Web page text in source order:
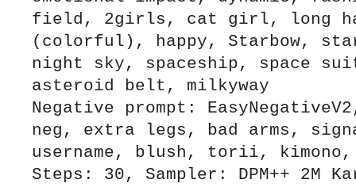
field, 2girls, cat girl, long
(colorful), happy, Starbow,
night sky, spaceship, space
asteroid belt, milkyway
Negative prompt:
neg, extra legs, bad arms,
username, blush, torii,
Steps: 30, Sampler: DPM++ 2M